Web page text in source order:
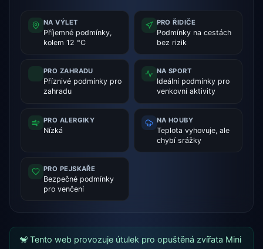
NA VÝLET
Příjemné podmínky,
kolem 12 °C
PRO ŘIDIČE
Podmínky na cestách
bez rizik
PRO ZAHRADU
Příznivé podmínky pro
zahradu
NA SPORT
Ideální podmínky pro
venkovní aktivity
PRO ALERGIKY
Nízká
NA HOUBY
Teplota vyhovuje, ale
chybí srážky
PRO PEJSKAŘE
Bezpečné podmínky
pro venčení
🐒 Tento web provozuje útulek pro opuštěná zvířata Mini